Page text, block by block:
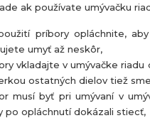
ak používate umývačku
príbory opláchnite,
umyť až neskôr,
vkladajte v umývačke
ostatných dielov tiež
musí byť pri umývaní v
po opláchnutí dokázali stiecť,